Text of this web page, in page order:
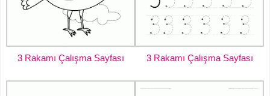
3 Rakamı Çalışma Sayfası 3 Rakamı Çalışma Sayfası